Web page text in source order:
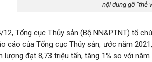
nội dung gỡ “thẻ
12, Tổng cục Thủy sản (Bộ NN&PTNT) tổ
cáo của Tổng cục Thủy sản, ước năm
lượng đạt 8,73 triệu tấn, tăng 1% so với